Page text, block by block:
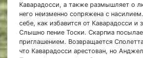
Каварадосси, а также размышляет о
него неизменно сопряжена с
себе, как избавится от Каварадосси и
Слышно пение Тоски. Скарпиа
приглашением. Возвращается
что Каварадосси арестован, но